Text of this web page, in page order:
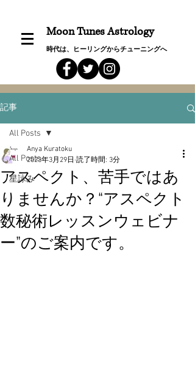
Moon Tunes Astrology
時代は、ヒーリングからチューニングへ
記事
All Posts
星詠み
All Posts
アスペクト、苦手ではあ
りませんか？“アスペクト
数秘術レッスンウェビナ
ー”のご案内です。
Anya Kuratoku
2023年3月29日 読了時間: 3分